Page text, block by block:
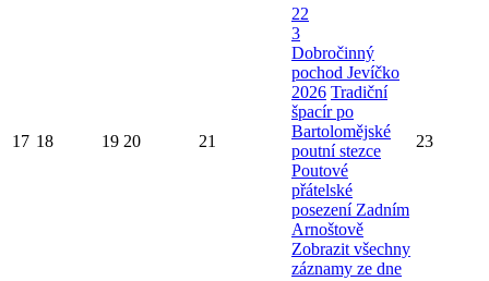
17 18 19 20 21
22
3
Dobročinný
pochod Jevíčko
2026 Tradiční
špacír po
Bartolomějské
poutní stezce
Poutové
přátelské
posezení Zadním
Arnoštově
Zobrazit všechny
záznamy ze dne
23